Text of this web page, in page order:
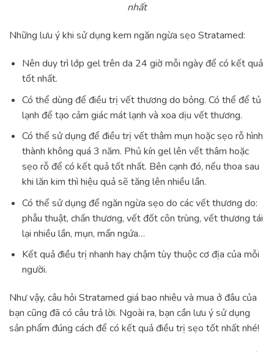
nhất
Những lưu ý khi sử dụng kem ngăn ngừa sẹo Stratamed:
Nên duy trì lớp gel trên da 24 giờ mỗi ngày để có kết quả
tốt nhất.
Có thể dùng để điều trị vết thương do bỏng. Có thể để tủ
lạnh để tạo cảm giác mát lạnh và xoa dịu vết thương.
Có thể sử dụng để điều trị vết thâm mụn hoặc sẹo rỗ hình
thành không quá 3 năm. Phủ kín gel lên vết thâm hoặc
sẹo rỗ để có kết quả tốt nhất. Bên cạnh đó, nếu thoa sau
khi lăn kim thì hiệu quả sẽ tăng lên nhiều lần.
Có thể sử dụng để ngăn ngừa sẹo do các vết thương do:
phẫu thuật, chấn thương, vết đốt côn trùng, vết thương tái
lại nhiều lần, mụn, mẩn ngứa…
Kết quả điều trị nhanh hay chậm tùy thuộc cơ địa của mỗi
người.
Như vậy, câu hỏi Stratamed giá bao nhiêu và mua ở đâu của
bạn cũng đã có câu trả lời. Ngoài ra, bạn cần lưu ý sử dụng
sản phẩm đúng cách để có kết quả điều trị sẹo tốt nhất nhé!